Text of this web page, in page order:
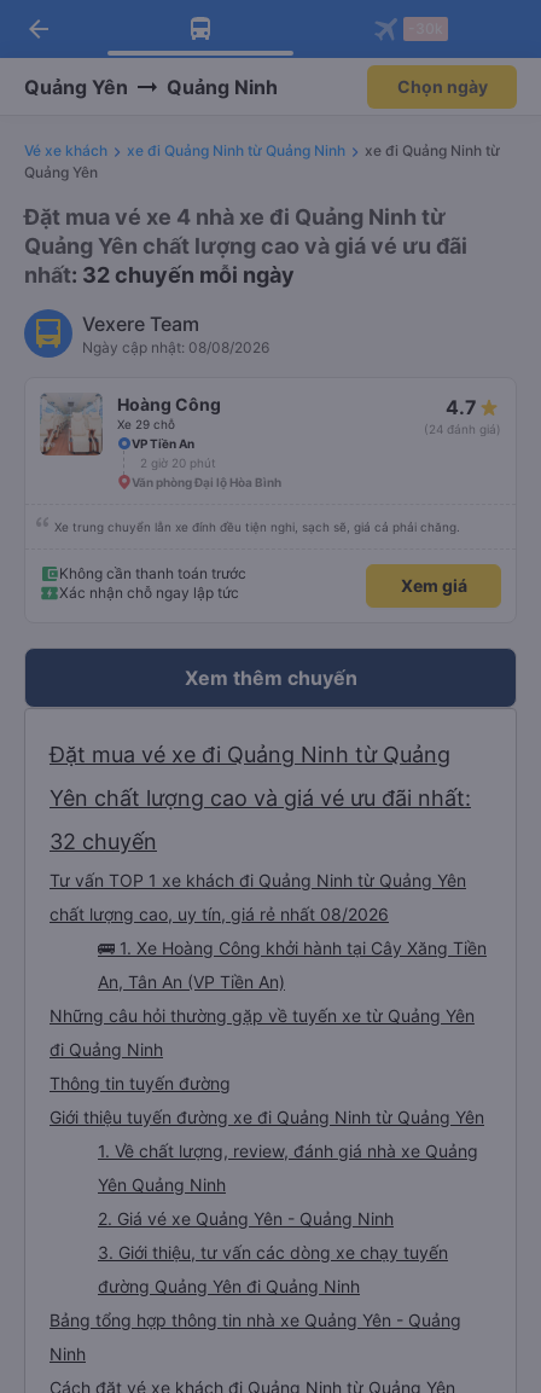
Tải app Vexere ngay!
Nhận ưu đãi thành viên độc
Mở app
Tải app Vexere
-30k/ghế khi đặt vé máy bay qua
Mở app
arrow_back
Quảng Yên Quảng Ninh Chọn ngày
Vé xe khách xe đi Quảng Ninh từ Quảng Ninh
xe đi Quảng Ninh từ
Quảng Yên
Đặt mua vé xe 4 nhà xe đi Quảng Ninh từ
Quảng Yên chất lượng cao và giá vé ưu đãi
nhất: 32 chuyến mỗi ngày
Vexere Team
Ngày cập nhật: 08/08/2026
Hoàng Công
Xe 29 chỗ
4.7
(24 đánh giá)
VP Tiền An
2 giờ 20 phút
Văn phòng Đại lộ Hòa Bình
Xe trung chuyển lẫn xe đính đều tiện nghi, sạch sẽ, giá cả phải chăng.
Không cần thanh toán trước
Xác nhận chỗ ngay lập tức
Xem giá
Xem thêm chuyến
Đặt mua vé xe đi Quảng Ninh từ Quảng
Yên chất lượng cao và giá vé ưu đãi nhất:
32 chuyến
Tư vấn TOP 1 xe khách đi Quảng Ninh từ Quảng Yên
chất lượng cao, uy tín, giá rẻ nhất 08/2026
🚌 1. Xe Hoàng Công khởi hành tại Cây Xăng Tiền
An, Tân An (VP Tiền An)
Những câu hỏi thường gặp về tuyến xe từ Quảng Yên
đi Quảng Ninh
Thông tin tuyến đường
Giới thiệu tuyến đường xe đi Quảng Ninh từ Quảng Yên
1. Về chất lượng, review, đánh giá nhà xe Quảng
Yên Quảng Ninh
2. Giá vé xe Quảng Yên - Quảng Ninh
3. Giới thiệu, tư vấn các dòng xe chạy tuyến
đường Quảng Yên đi Quảng Ninh
Bảng tổng hợp thông tin nhà xe Quảng Yên - Quảng
Ninh
Cách đặt vé xe khách đi Quảng Ninh từ Quảng Yên